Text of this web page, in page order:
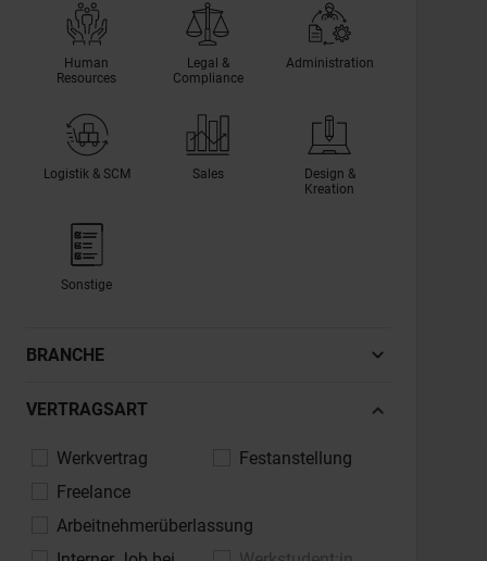
Human
Resources
Legal &
Compliance
Administration
Logistik & SCM Sales
Design &
Kreation
Sonstige
BRANCHE
Automotive, Fahrzeugindustrie
Versicherungen
Bau, Architektur, Immobilien
Chemie, Pharma, Life Sciences
VERTRAGSART
Werkvertrag
Festanstellung
Freelance
Arbeitnehmerüberlassung